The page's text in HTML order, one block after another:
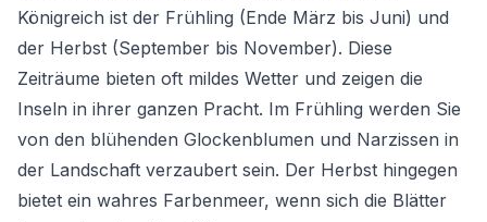
Königreich ist der Frühling (Ende März bis Juni) und
der Herbst (September bis November). Diese
Zeiträume bieten oft mildes Wetter und zeigen die
Inseln in ihrer ganzen Pracht. Im Frühling werden Sie
von den blühenden Glockenblumen und Narzissen in
der Landschaft verzaubert sein. Der Herbst hingegen
bietet ein wahres Farbenmeer, wenn sich die Blätter